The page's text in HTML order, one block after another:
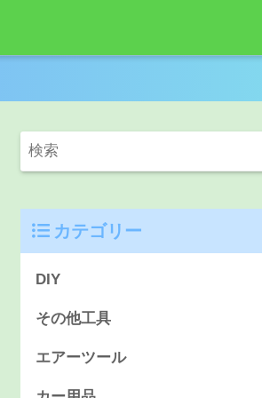
カテゴリー
DIY
その他工具
エアーツール